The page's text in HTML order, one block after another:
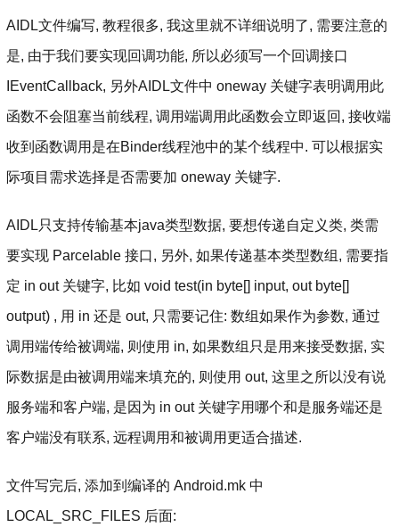
AIDL文件编写, 教程很多, 我这里就不详细说明了, 需要注意的
是, 由于我们要实现回调功能, 所以必须写一个回调接口
IEventCallback, 另外AIDL文件中 oneway 关键字表明调用此
函数不会阻塞当前线程, 调用端调用此函数会立即返回, 接收端
收到函数调用是在Binder线程池中的某个线程中. 可以根据实
际项目需求选择是否需要加 oneway 关键字.
AIDL只支持传输基本java类型数据, 要想传递自定义类, 类需
要实现 Parcelable 接口, 另外, 如果传递基本类型数组, 需要指
定 in out 关键字, 比如 void test(in byte[] input, out byte[]
output) , 用 in 还是 out, 只需要记住: 数组如果作为参数, 通过
调用端传给被调端, 则使用 in, 如果数组只是用来接受数据, 实
际数据是由被调用端来填充的, 则使用 out, 这里之所以没有说
服务端和客户端, 是因为 in out 关键字用哪个和是服务端还是
客户端没有联系, 远程调用和被调用更适合描述.
文件写完后, 添加到编译的 Android.mk 中
LOCAL_SRC_FILES 后面: